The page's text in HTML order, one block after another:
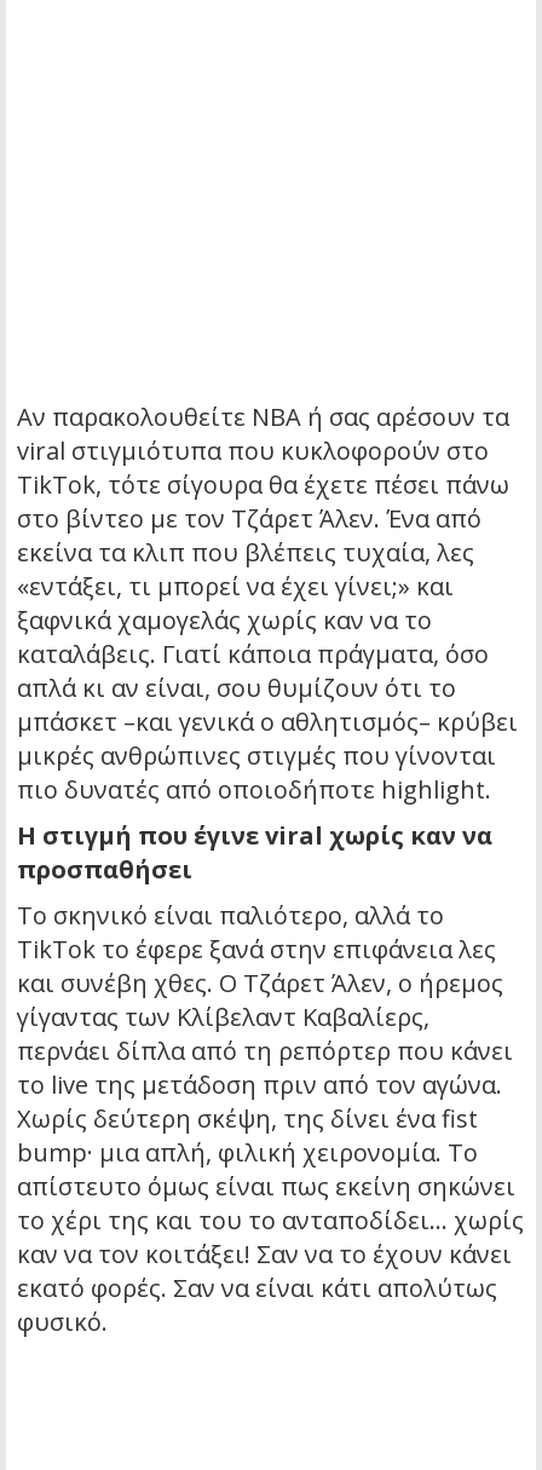
Αν παρακολουθείτε NBA ή σας αρέσουν τα
viral στιγμιότυπα που κυκλοφορούν στο
TikTok, τότε σίγουρα θα έχετε πέσει πάνω
στο βίντεο με τον Τζάρετ Άλεν. Ένα από
εκείνα τα κλιπ που βλέπεις τυχαία, λες
«εντάξει, τι μπορεί να έχει γίνει;» και
ξαφνικά χαμογελάς χωρίς καν να το
καταλάβεις. Γιατί κάποια πράγματα, όσο
απλά κι αν είναι, σου θυμίζουν ότι το
μπάσκετ –και γενικά ο αθλητισμός– κρύβει
μικρές ανθρώπινες στιγμές που γίνονται
πιο δυνατές από οποιοδήποτε highlight.
Η στιγμή που έγινε viral χωρίς καν να
προσπαθήσει
Το σκηνικό είναι παλιότερο, αλλά το
TikTok το έφερε ξανά στην επιφάνεια λες
και συνέβη χθες. Ο Τζάρετ Άλεν, ο ήρεμος
γίγαντας των Κλίβελαντ Καβαλίερς,
περνάει δίπλα από τη ρεπόρτερ που κάνει
το live της μετάδοση πριν από τον αγώνα.
Χωρίς δεύτερη σκέψη, της δίνει ένα fist
bump· μια απλή, φιλική χειρονομία. Το
απίστευτο όμως είναι πως εκείνη σηκώνει
το χέρι της και του το ανταποδίδει… χωρίς
καν να τον κοιτάξει! Σαν να το έχουν κάνει
εκατό φορές. Σαν να είναι κάτι απολύτως
φυσικό.